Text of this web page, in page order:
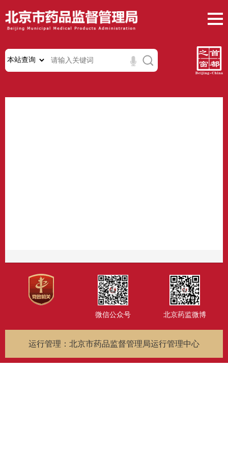
微信公众号 北京药监微博
运行管理：北京市药品监督管理局运行管理中心